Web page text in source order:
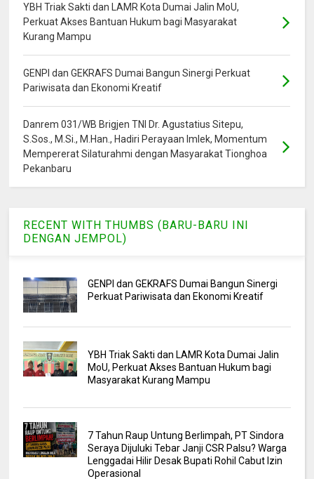
YBH Triak Sakti dan LAMR Kota Dumai Jalin MoU,
Perkuat Akses Bantuan Hukum bagi Masyarakat
Kurang Mampu
GENPI dan GEKRAFS Dumai Bangun Sinergi Perkuat
Pariwisata dan Ekonomi Kreatif
Danrem 031/WB Brigjen TNI Dr. Agustatius Sitepu,
S.Sos., M.Si., M.Han., Hadiri Perayaan Imlek, Momentum
Mempererat Silaturahmi dengan Masyarakat Tionghoa
Pekanbaru
RECENT WITH THUMBS (BARU-BARU INI
DENGAN JEMPOL)
GENPI dan GEKRAFS Dumai Bangun Sinergi
Perkuat Pariwisata dan Ekonomi Kreatif
YBH Triak Sakti dan LAMR Kota Dumai Jalin
MoU, Perkuat Akses Bantuan Hukum bagi
Masyarakat Kurang Mampu
7 Tahun Raup Untung Berlimpah, PT Sindora
Seraya Dijuluki Tebar Janji CSR Palsu? Warga
Lenggadai Hilir Desak Bupati Rohil Cabut Izin
Operasional